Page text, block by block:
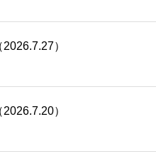
）
）